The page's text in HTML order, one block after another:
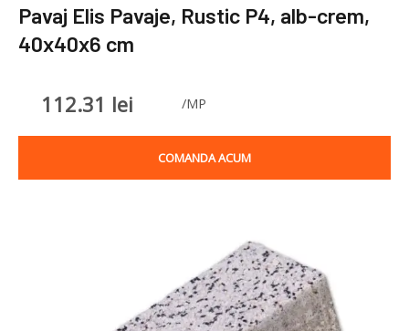
Pavaj Elis Pavaje, Rustic P4, alb-crem,
40x40x6 cm
112.31 lei /MP
COMANDA ACUM